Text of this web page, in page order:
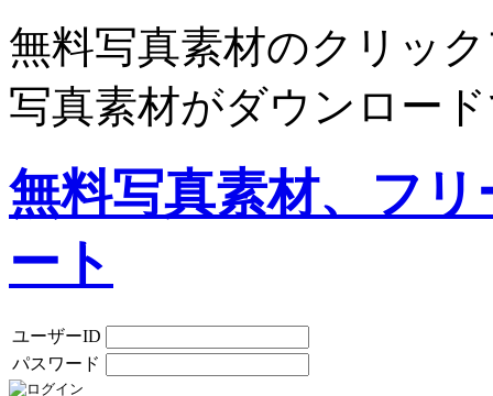
無料写真素材のクリッ
写真素材がダウンロー
無料写真素材、フ
ート
ユーザーID
パスワード